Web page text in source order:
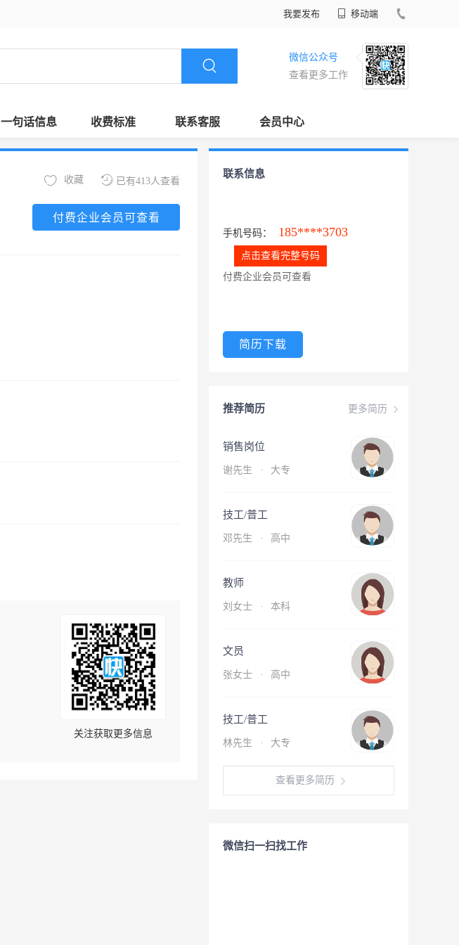
我要发布 移动端
微信公众号
查看更多工作
一句话信息 收费标准 联系客服 会员中心
已有413人查看
收藏
付费企业会员可查看
关注获取更多信息
联系信息
手机号码： 185****3703
点击查看完整号码
付费企业会员可查看
简历下载
更多简历
推荐简历
销售岗位
谢先生 · 大专
技工/普工
邓先生 · 高中
教师
刘女士 · 本科
文员
张女士 · 高中
技工/普工
林先生 · 大专
查看更多简历
微信扫一扫找工作